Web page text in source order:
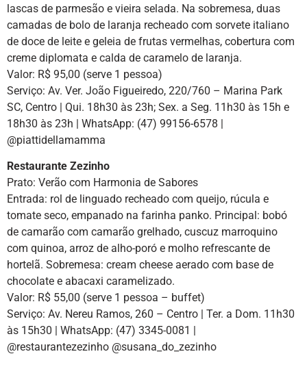
lascas de parmesão e vieira selada. Na sobremesa, duas
camadas de bolo de laranja recheado com sorvete italiano
de doce de leite e geleia de frutas vermelhas, cobertura com
creme diplomata e calda de caramelo de laranja.
Valor: R$ 95,00 (serve 1 pessoa)
Serviço: Av. Ver. João Figueiredo, 220/760 – Marina Park
SC, Centro | Qui. 18h30 às 23h; Sex. a Seg. 11h30 às 15h e
18h30 às 23h | WhatsApp: (47) 99156-6578 |
@piattidellamamma
Restaurante Zezinho
Prato: Verão com Harmonia de Sabores
Entrada: rol de linguado recheado com queijo, rúcula e
tomate seco, empanado na farinha panko. Principal: bobó
de camarão com camarão grelhado, cuscuz marroquino
com quinoa, arroz de alho-poró e molho refrescante de
hortelã. Sobremesa: cream cheese aerado com base de
chocolate e abacaxi caramelizado.
Valor: R$ 55,00 (serve 1 pessoa – buffet)
Serviço: Av. Nereu Ramos, 260 – Centro | Ter. a Dom. 11h30
às 15h30 | WhatsApp: (47) 3345-0081 |
@restaurantezezinho @susana_do_zezinho